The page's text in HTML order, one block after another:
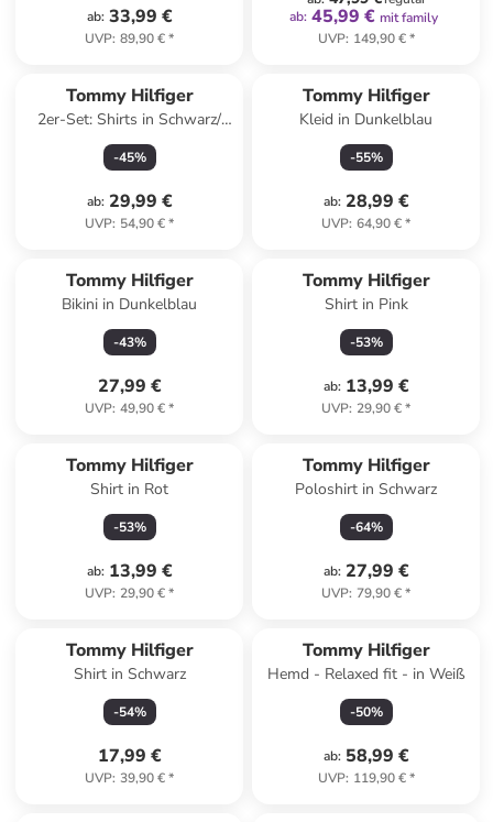
ab: 33,99 €
UVP: 89,90 €*
ab: 45,99 € mit family
UVP: 149,90 €*
Tommy Hilfiger
2er-Set: Shirts in Schwarz/
Creme
-45%
ab: 29,99 €
UVP: 54,90 €*
Tommy Hilfiger
Kleid in Dunkelblau
-55%
ab: 28,99 €
UVP: 64,90 €*
Tommy Hilfiger
Bikini in Dunkelblau
-43%
27,99 €
UVP: 49,90 €*
Tommy Hilfiger
Shirt in Pink
-53%
ab: 13,99 €
UVP: 29,90 €*
Tommy Hilfiger
Shirt in Rot
-53%
ab: 13,99 €
UVP: 29,90 €*
Tommy Hilfiger
Poloshirt in Schwarz
-64%
ab: 27,99 €
UVP: 79,90 €*
Tommy Hilfiger
Shirt in Schwarz
-54%
17,99 €
UVP: 39,90 €*
Tommy Hilfiger
Hemd - Relaxed fit - in Weiß
-50%
ab: 58,99 €
UVP: 119,90 €*